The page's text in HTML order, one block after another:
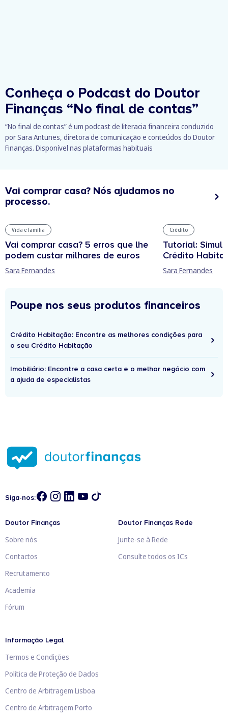
Conheça o Podcast do Doutor
Finanças “No final de contas”
“No final de contas” é um podcast de literacia financeira conduzido
por Sara Antunes, diretora de comunicação e conteúdos do Doutor
Finanças. Disponível nas plataformas habituais
Vai comprar casa? Nós ajudamos no
processo.
Vida e família
Vai comprar casa? 5 erros que lhe
podem custar milhares de euros
Sara Fernandes
Crédito
Tutorial:
Crédito
Sara Fernandes
Poupe nos seus produtos financeiros
Crédito Habitação: Encontre as melhores condições para
o seu Crédito Habitação
Imobiliário: Encontre a casa certa e o melhor negócio com
a ajuda de especialistas
Siga-nos:
Doutor Finanças
Sobre nós
Contactos
Recrutamento
Academia
Fórum
Doutor Finanças Rede
Junte-se à Rede
Consulte todos os ICs
Informação Legal
Termos e Condições
Política de Proteção de Dados
Centro de Arbitragem Lisboa
Centro de Arbitragem Porto